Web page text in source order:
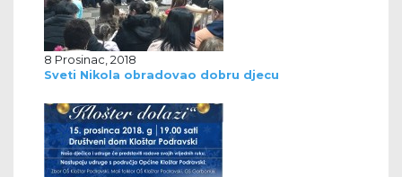
8 Prosinac, 2018
Sveti Nikola obradovao dobru djecu